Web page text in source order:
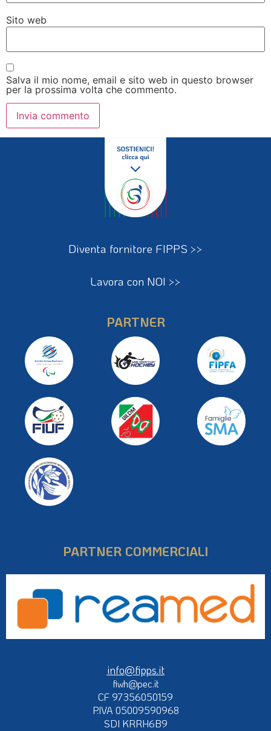
Sito web
Salva il mio nome, email e sito web in questo browser
per la prossima volta che commento.
Diventa fornitore FIPPS >>
Lavora con NOI >>
PARTNER
PARTNER COMMERCIALI
info@fipps.it
fiwh@pec.it
CF 97356050159
P.IVA 05009590968
SDI KRRH6B9